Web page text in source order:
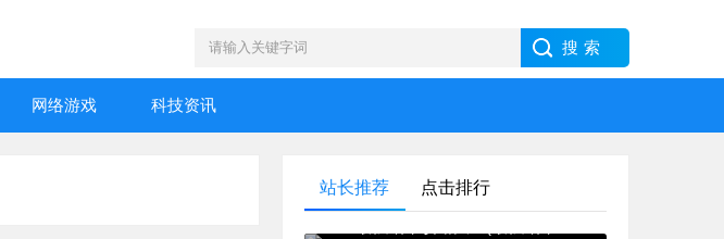
网络游戏 科技资讯
站长推荐 点击排行